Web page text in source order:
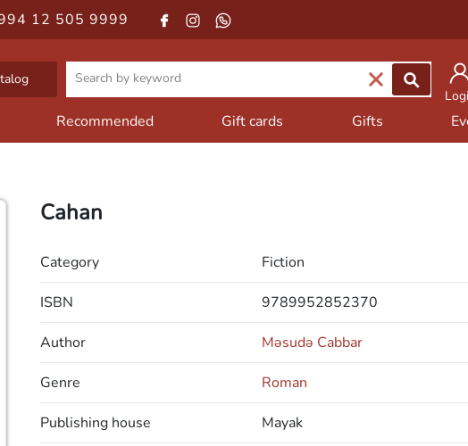
12 505 9999
Recommended Gift cards Gifts
Cahan
Category Fiction
ISBN 9789952852370
Author Məsudə Cabbar
Genre Roman
Publishing house Mayak